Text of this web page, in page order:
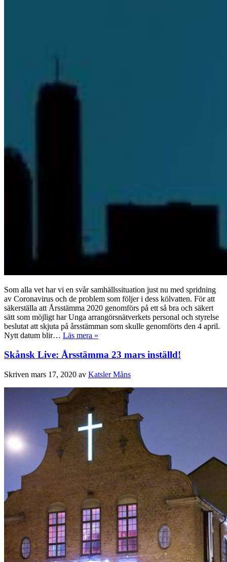
Som alla vet har vi en svår samhällssituation just nu med spridning
av Coronavirus och de problem som följer i dess kölvatten. För att
säkerställa att Årsstämma 2020 genomförs på ett så bra och säkert
sätt som möjligt har Unga arrangörsnätverkets personal och styrelse
beslutat att skjuta på årsstämman som skulle genomförts den 4 april.
Nytt datum blir… Läs mera »
Skånsk Live: Årsstämma 23 mars inställd!
Skriven mars 17, 2020 av Katsler Måns